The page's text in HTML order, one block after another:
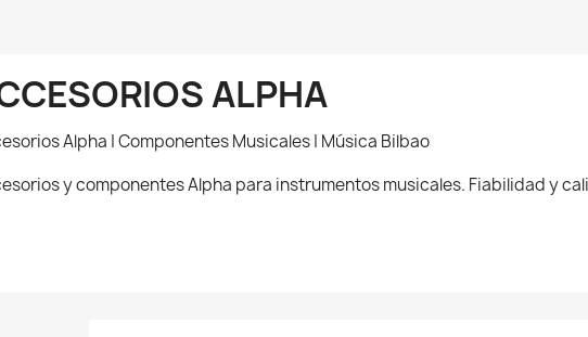
ALPHA
Alpha | Componentes Musicales | Música Bilbao
y componentes Alpha para instrumentos musicales. Fiabilidad y